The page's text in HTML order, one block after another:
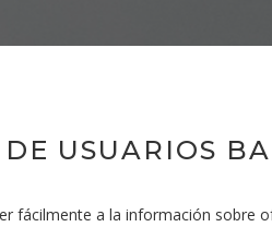
USUARIOS
fácilmente a la información sobre